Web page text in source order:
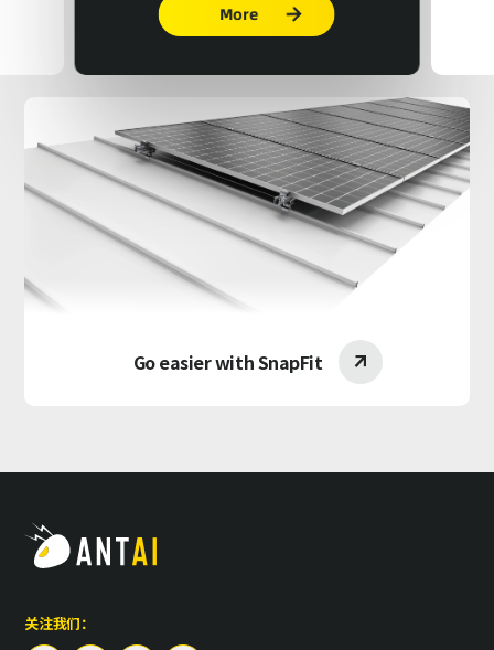
More 
Go easier with SnapFit 
关注我们：